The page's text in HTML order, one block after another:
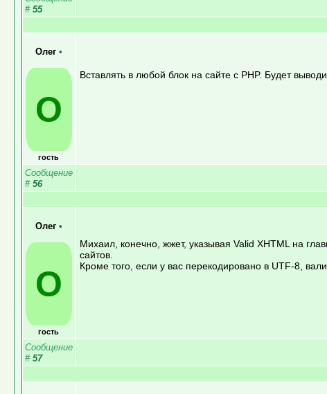
# 55
Олег •
О
гость
Вставлять в любой блок на сайте с PHP. Будет
Сообщение
# 56
Олег •
О
гость
Михаил, конечно, жжет, указывая Valid XHTML на
сайтов.
Кроме того, если у вас перекодировано в UTF-8,
Сообщение
# 57